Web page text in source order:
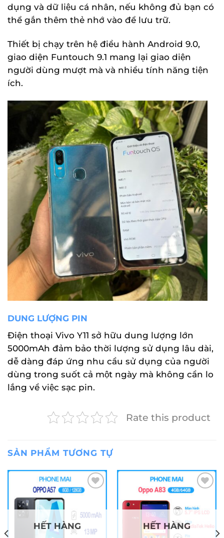
dụng và dữ liệu cá nhân, nếu không đủ bạn có
thể gắn thêm thẻ nhớ vào để lưu trữ.
Thiết bị chạy trên hệ điều hành Android 9.0,
giao diện Funtouch 9.1 mang lại giao diện
người dùng mượt mà và nhiều tính năng tiện
ích.
DUNG LƯỢNG PIN
Điện thoại Vivo Y11 sở hữu dung lượng lớn
5000mAh đảm bảo thời lượng sử dụng lâu dài,
dễ dàng đáp ứng nhu cầu sử dụng của người
dùng trong suốt cả một ngày mà không cần lo
lắng về việc sạc pin.
Rate this product
SẢN PHẨM TƯƠNG TỰ
HẾT HÀNG HẾT HÀNG